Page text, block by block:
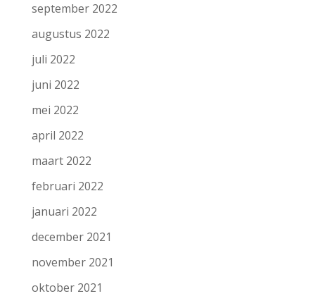
september 2022
augustus 2022
juli 2022
juni 2022
mei 2022
april 2022
maart 2022
februari 2022
januari 2022
december 2021
november 2021
oktober 2021